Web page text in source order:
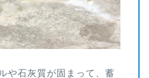
や石灰質が固まって、蓄